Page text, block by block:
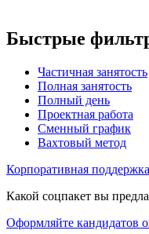
Быстрые
Частичная занятость
Полная занятость
Полный день
Проектная работа
Сменный график
Вахтовый метод
Корпоративная
Какой соцпакет вы
Оформляйте кандидатов